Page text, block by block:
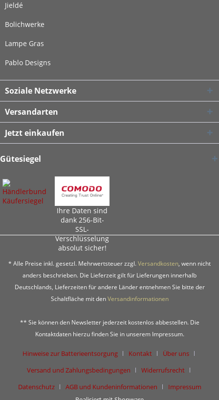
Jieldé
Bolichwerke
Lampe Gras
Pablo Designs
Soziale Netzwerke
Versandarten
Jetzt einkaufen
Gütesiegel
Ihre Daten sind
dank 256-Bit-
SSL-
Verschlüsselung
absolut sicher!
* Alle Preise inkl. gesetzl. Mehrwertsteuer zzgl.Versandkosten, wenn nicht
anders beschrieben. Die Lieferzeit gilt für Lieferungen innerhalb
Deutschlands, Lieferzeiten für andere Länder entnehmen Sie bitte der
Schaltfläche mit denVersandinformationen
** Sie können den Newsletter jederzeit kostenlos abbestellen. Die
Kontaktdaten hierzu finden Sie in unserem Impressum.
Hinweise zur Batterieentsorgung Kontakt
Über uns
Versand und Zahlungsbedingungen
Widerrufsrecht
Datenschutz
AGB und Kundeninformationen
Impressum